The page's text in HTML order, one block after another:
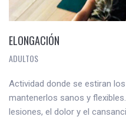
ELONGACIÓN
ADULTOS
Actividad donde se estiran
mantenerlos sanos y
lesiones, el dolor y el